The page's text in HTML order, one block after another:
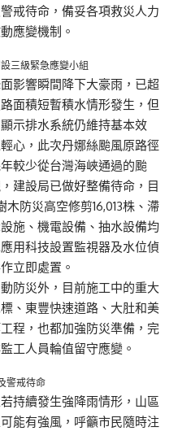
戒待命，備妥各項救災人力
應變機制。
三級緊急應變小組
影響瞬間降下大豪雨，已超
面積短暫積水情形發生，但
示排水系統仍維持基本效
心，此次丹娜絲颱風原路徑
較少從台灣海峽通過的颱
建設局已做好整備待命，目
木防災高空修剪16,013株、滯
施、機電設備、抽水設備均
用科技設置監視器及水位偵
立即處置。
防災外，目前施工中的重大
、東豐快速道路、大肚和美
程，也都加強防災準備，完
工人員輪值留守應變。
警戒待命
持續發生強降雨情形，山區
能有強風，呼籲市民隨時注